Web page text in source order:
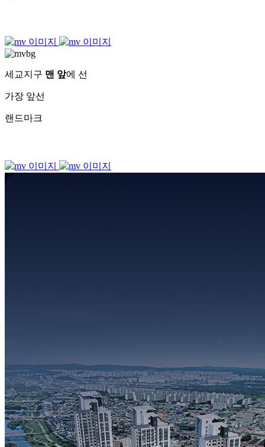
세교지구 맨 앞에 선
가장 앞선
랜드마크